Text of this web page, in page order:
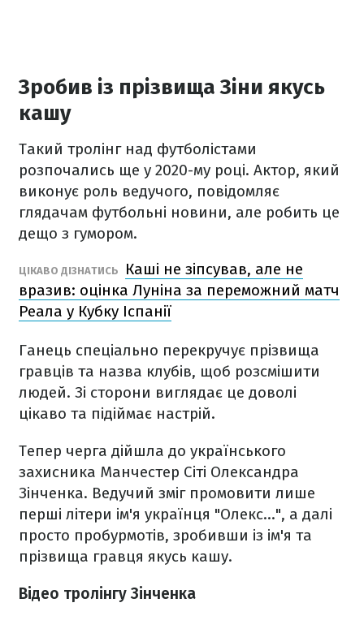
Зробив із прізвища Зіни якусь
кашу
Такий тролінг над футболістами
розпочались ще у 2020-му році. Актор, який
виконує роль ведучого, повідомляє
глядачам футбольні новини, але робить це
дещо з гумором.
ЦІКАВО ДІЗНАТИСЬ
Каші не зіпсував, але не
вразив: оцінка Луніна за переможний матч
Реала у Кубку Іспанії
Ганець спеціально перекручує прізвища
гравців та назва клубів, щоб розсмішити
людей. Зі сторони виглядає це доволі
цікаво та підіймає настрій.
Тепер черга дійшла до українського
захисника Манчестер Сіті Олександра
Зінченка. Ведучий зміг промовити лише
перші літери ім'я українця "Олекс...", а далі
просто пробурмотів, зробивши із ім'я та
прізвища гравця якусь кашу.
Відео тролінгу Зінченка